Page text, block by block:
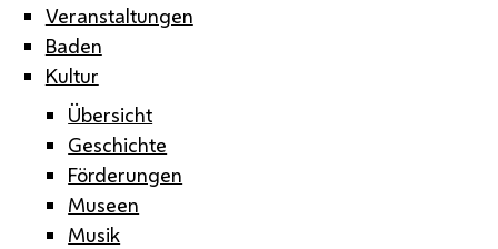
Veranstaltungen
Baden
Kultur
Übersicht
Geschichte
Förderungen
Museen
Musik